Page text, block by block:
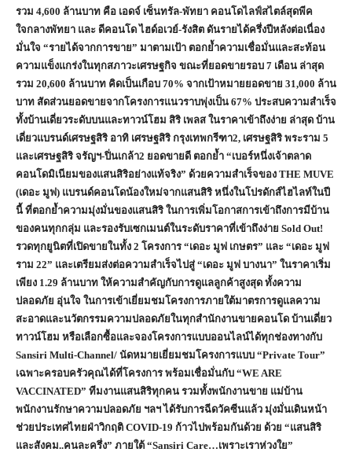
รวม 4,600 ล้านบาท คือ เอดจ์ เซ็นทรัล-พัทยา คอนโดไลฟ์สไตล์สุดพีค
ใจกลางพัทยา และ ดีคอนโด ไฮด์อเวย์-รังสิต ดันรายได้ครึ่งปีหลังต่อเนื่อง
มั่นใจ “รายได้จากการขาย” มาตามเป้า ตอกย้ำความเชื่อมั่นและสะท้อน
ความแข็งแกร่งในทุกสภาวะเศรษฐกิจ ขณะที่ยอดขายรอบ 7 เดือน ล่าสุด
รวม 20,600 ล้านบาท คิดเป็นเกือบ 70% จากเป้าหมายยอดขาย 31,000 ล้าน
บาท สัดส่วนยอดขายจากโครงการแนวราบพุ่งเป็น 67% ประสบความสำเร็จ
ทั้งบ้านเดี่ยวระดับบนและทาวน์โฮม สิริ เพลส ในราคาเข้าถึงง่าย ล่าสุด บ้าน
เดี่ยวแบรนด์เศรษฐสิริ อาทิ เศรษฐสิริ กรุงเทพกรีฑา2, เศรษฐสิริ พระราม 5
และเศรษฐสิริ จรัญฯ-ปิ่นเกล้า2 ยอดขายดี ตอกย้ำ “เบอร์หนึ่งเจ้าตลาด
คอนโดมิเนียมของแสนสิริอย่างแท้จริง” ด้วยความสำเร็จของ THE MUVE
(เดอะ มูฟ) แบรนด์คอนโดน้องใหม่จากแสนสิริ หนึ่งในโปรดักส์ไฮไลท์ในปี
นี้ ที่ตอกย้ำความมุ่งมั่นของแสนสิริ ในการเพิ่มโอกาสการเข้าถึงการมีบ้าน
ของคนทุกกลุ่ม และรองรับเซกเมนต์ในระดับราคาที่เข้าถึงง่าย Sold Out!
รวดทุกยูนิตที่เปิดขายในทั้ง 2 โครงการ “เดอะ มูฟ เกษตร” และ “เดอะ มูฟ
ราม 22” และเตรียมส่งต่อความสำเร็จไปสู่ “เดอะ มูฟ บางนา” ในราคาเริ่ม
เพียง 1.29 ล้านบาท ให้ความสำคัญกับการดูแลลูกค้าสูงสุด ทั้งความ
ปลอดภัย อุ่นใจ ในการเข้าเยี่ยมชมโครงการภายใต้มาตรการดูแลความ
สะอาดและนวัตกรรมความปลอดภัยในทุกสำนักงานขายคอนโด บ้านเดี่ยว
ทาวน์โฮม หรือเลือกซื้อและจองโครงการแบบออนไลน์ได้ทุกช่องทางกับ
Sansiri Multi-Channel/ นัดหมายเยี่ยมชมโครงการแบบ “Private Tour”
เฉพาะครอบครัวคุณได้ที่โครงการ พร้อมเชื่อมั่นกับ “WE ARE
VACCINATED” ทีมงานแสนสิริทุกคน รวมทั้งพนักงานขาย แม่บ้าน
พนักงานรักษาความปลอดภัย ฯลฯ ได้รับการฉีดวัคซีนแล้ว มุ่งมั่นเดินหน้า
ช่วยประเทศไทยฝ่าวิกฤติ COVID-19 ก้าวไปพร้อมกันด้วย ด้วย “แสนสิริ
และสังคม..คนละครึ่ง” ภายใต้ “Sansiri Care…เพราะเราห่วงใย”